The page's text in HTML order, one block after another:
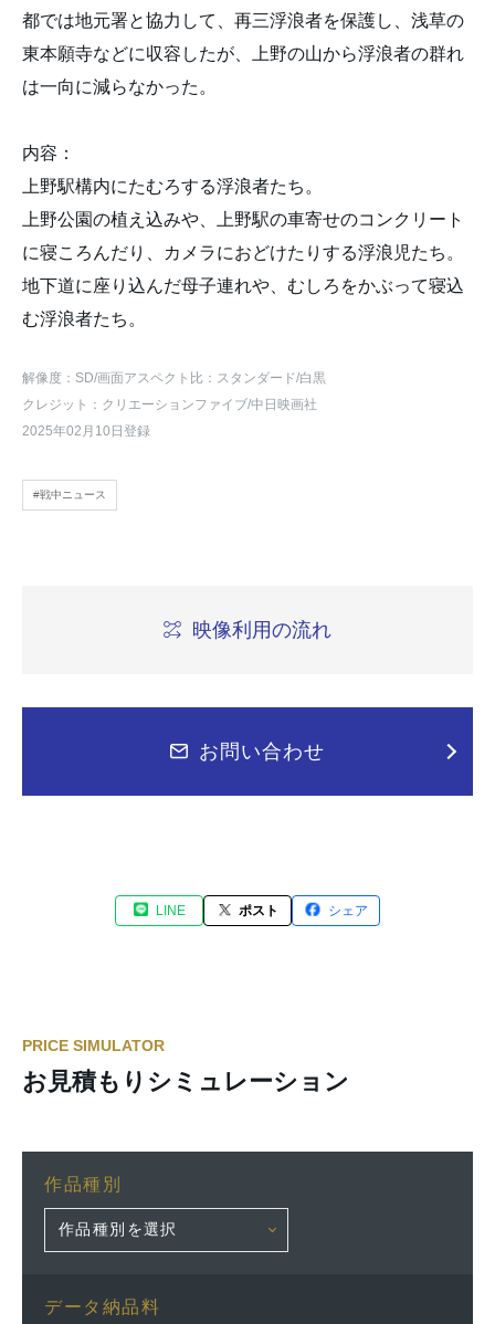
都では地元署と協力して、再三浮浪者を保護し、浅草の
東本願寺などに収容したが、上野の山から浮浪者の群れ
は一向に減らなかった。
内容：
上野駅構内にたむろする浮浪者たち。
上野公園の植え込みや、上野駅の車寄せのコンクリート
に寝ころんだり、カメラにおどけたりする浮浪児たち。
地下道に座り込んだ母子連れや、むしろをかぶって寝込
む浮浪者たち。
解像度：SD/画面アスペクト比：スタンダード/白黒
クレジット：クリエーションファイブ/中日映画社
2025年02月10日登録
#戦中ニュース
映像利用の流れ
お問い合わせ
LINE ポスト シェア
PRICE SIMULATOR
お見積もりシミュレーション
作品種別
データ納品料